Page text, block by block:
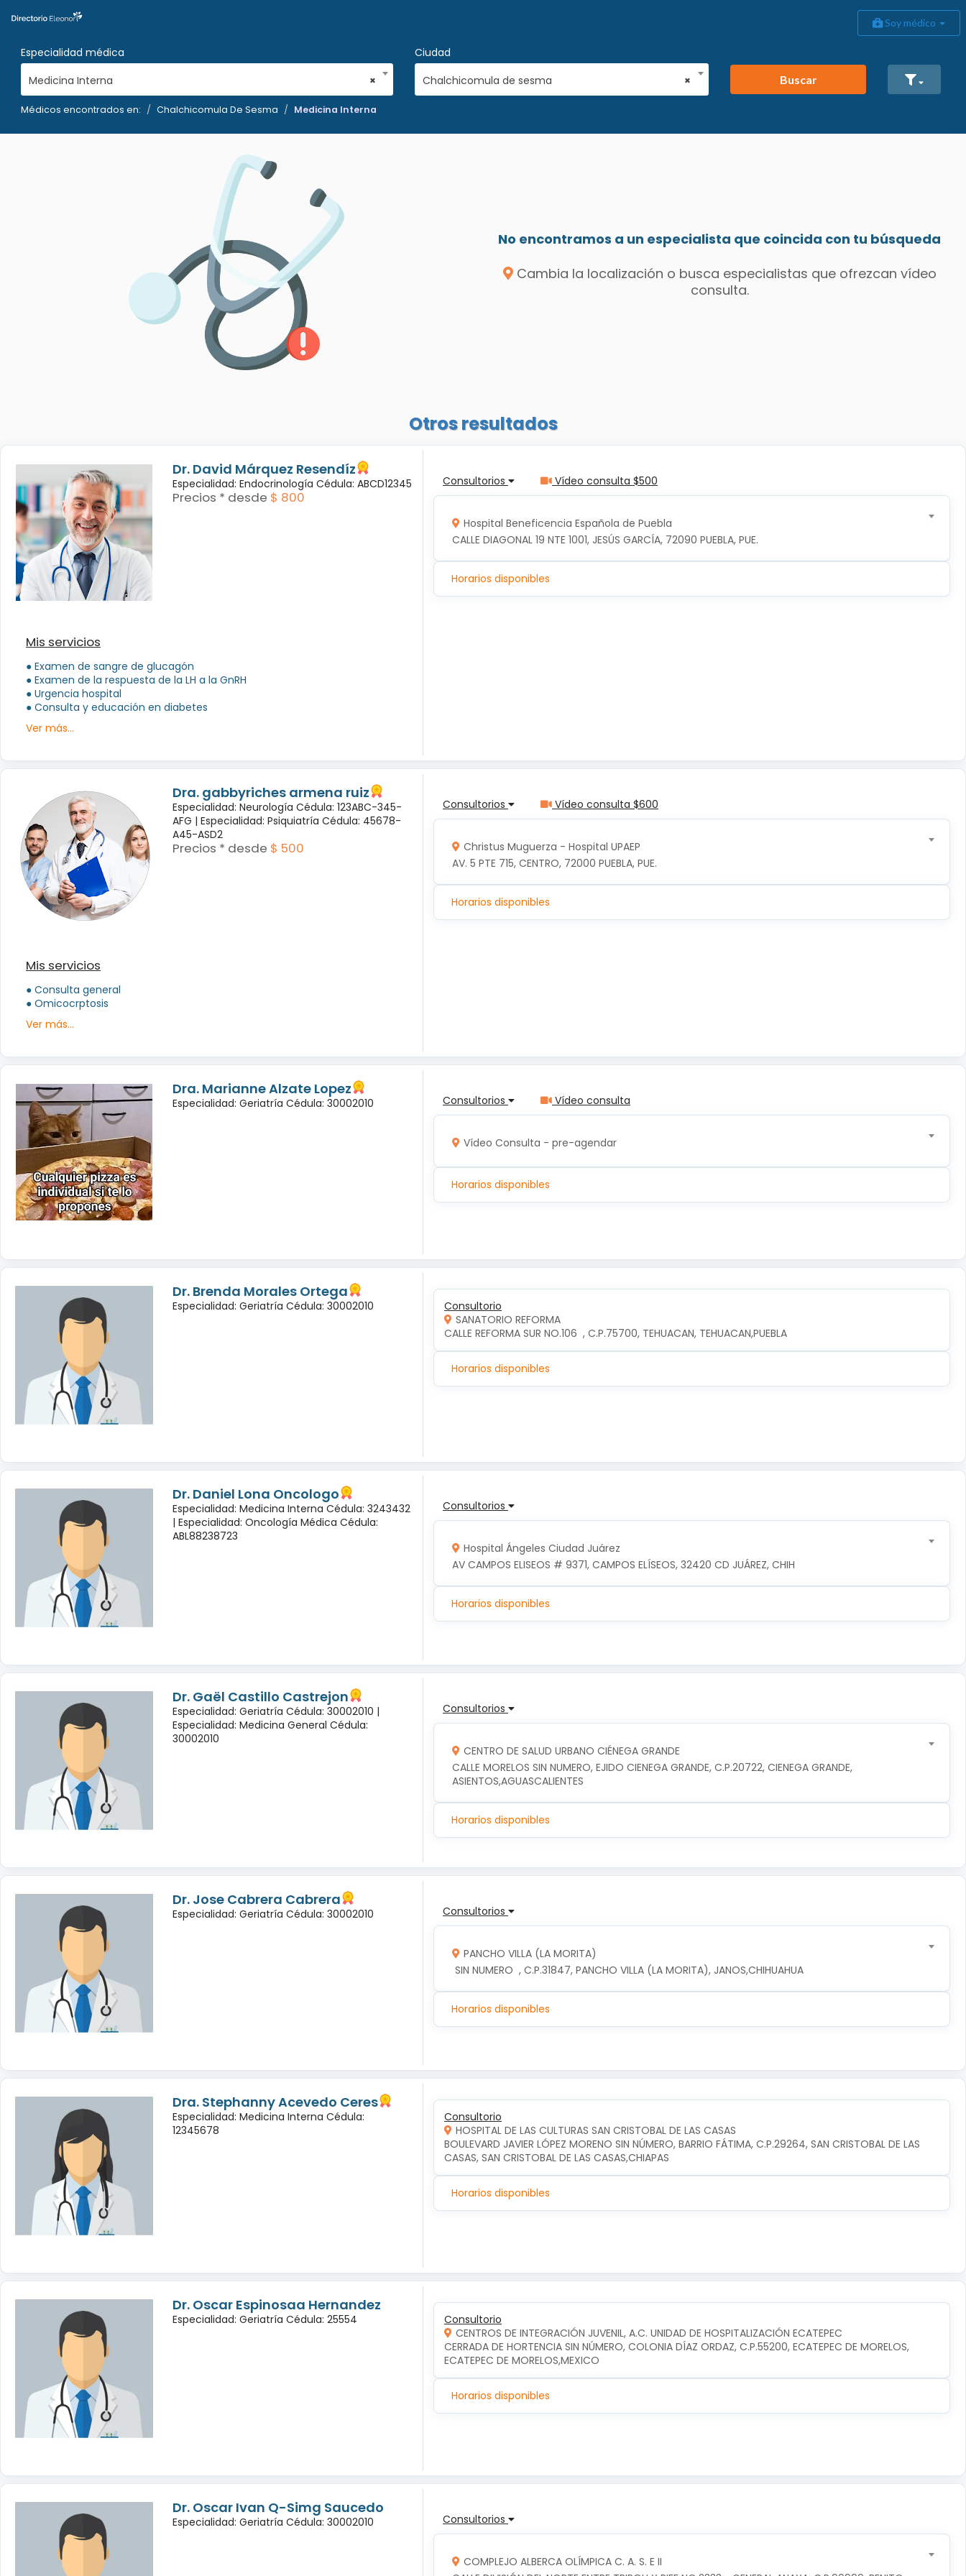
Soy médico
Especialidad médica
×
Medicina Interna
Ciudad
×
Chalchicomula de sesma Buscar
Médicos encontrados en: Chalchicomula De Sesma Medicina Interna
No encontramos a un especialista que coincida con tu búsqueda
Cambia la localización o busca especialistas que ofrezcan vídeo
consulta.
Otros resultados
Dr. David Márquez Resendíz
Especialidad: Endocrinología Cédula: ABCD12345
Precios * desde $ 800
Mis servicios
● Examen de sangre de glucagón
● Examen de la respuesta de la LH a la GnRH
● Urgencia hospital
● Consulta y educación en diabetes
Ver más...
Consultorios Vídeo consulta $500
Hospital Beneficencia Española de Puebla
CALLE DIAGONAL 19 NTE 1001, JESÚS GARCÍA, 72090 PUEBLA, PUE.
Horarios disponibles
Dra. gabbyriches armena ruiz
Especialidad: Neurología Cédula: 123ABC-345-
AFG | Especialidad: Psiquiatría Cédula: 45678-
A45-ASD2
Precios * desde $ 500
Mis servicios
● Consulta general
● Omicocrptosis
Ver más...
Consultorios Vídeo consulta $600
Christus Muguerza - Hospital UPAEP
AV. 5 PTE 715, CENTRO, 72000 PUEBLA, PUE.
Horarios disponibles
Dra. Marianne Alzate Lopez
Especialidad: Geriatría Cédula: 30002010 Consultorios Vídeo consulta
Vídeo Consulta - pre-agendar
Horarios disponibles
Dr. Brenda Morales Ortega
Especialidad: Geriatría Cédula: 30002010
Consultorio
SANATORIO REFORMA
CALLE REFORMA SUR NO.106  , C.P.75700, TEHUACAN, TEHUACAN,PUEBLA
Horarios disponibles
Dr. Daniel Lona Oncologo
Especialidad: Medicina Interna Cédula: 3243432
| Especialidad: Oncología Médica Cédula:
ABL88238723
Consultorios
Hospital Ángeles Ciudad Juárez
AV CAMPOS ELISEOS # 9371, CAMPOS ELÍSEOS, 32420 CD JUÁREZ, CHIH
Horarios disponibles
Dr. Gaël Castillo Castrejon
Especialidad: Geriatría Cédula: 30002010 |
Especialidad: Medicina General Cédula:
30002010
Consultorios
CENTRO DE SALUD URBANO CIÉNEGA GRANDE
CALLE MORELOS SIN NUMERO, EJIDO CIENEGA GRANDE, C.P.20722, CIENEGA GRANDE,
ASIENTOS,AGUASCALIENTES
Horarios disponibles
Dr. Jose Cabrera Cabrera
Especialidad: Geriatría Cédula: 30002010 Consultorios
PANCHO VILLA (LA MORITA)
SIN NUMERO  , C.P.31847, PANCHO VILLA (LA MORITA), JANOS,CHIHUAHUA
Horarios disponibles
Dra. Stephanny Acevedo Ceres
Especialidad: Medicina Interna Cédula:
12345678
Consultorio
HOSPITAL DE LAS CULTURAS SAN CRISTOBAL DE LAS CASAS
BOULEVARD JAVIER LÓPEZ MORENO SIN NÚMERO, BARRIO FÁTIMA, C.P.29264, SAN CRISTOBAL DE LAS
CASAS, SAN CRISTOBAL DE LAS CASAS,CHIAPAS
Horarios disponibles
Dr. Oscar Espinosaa Hernandez
Especialidad: Geriatría Cédula: 25554
Consultorio
CENTROS DE INTEGRACIÓN JUVENIL, A.C. UNIDAD DE HOSPITALIZACIÓN ECATEPEC
CERRADA DE HORTENCIA SIN NÚMERO, COLONIA DÍAZ ORDAZ, C.P.55200, ECATEPEC DE MORELOS,
ECATEPEC DE MORELOS,MEXICO
Horarios disponibles
Dr. Oscar Ivan Q-Simg Saucedo
Especialidad: Geriatría Cédula: 30002010 Consultorios
COMPLEJO ALBERCA OLÍMPICA C. A. S. E II